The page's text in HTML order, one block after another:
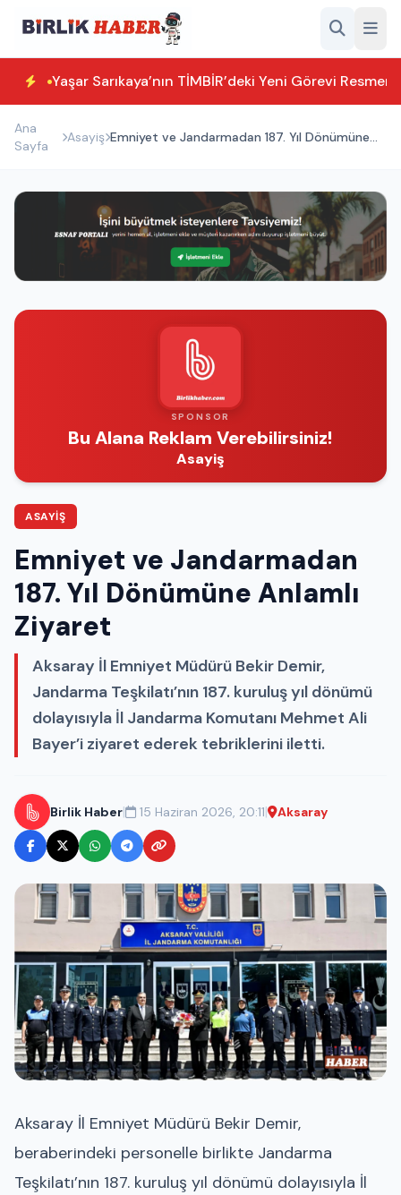
Yaşar Sarıkaya’nın TİMBİR’deki Yeni Görevi
Ana
Sayfa
Asayiş Emniyet ve Jandarmadan 187. Yıl Dönümüne
SPONSOR
Bu Alana Reklam Verebilirsiniz!
Asayiş
ASAYIŞ
Emniyet ve Jandarmadan
187. Yıl Dönümüne Anlamlı
Ziyaret
Aksaray İl Emniyet Müdürü Bekir Demir,
Jandarma Teşkilatı’nın 187. kuruluş yıl dönümü
dolayısıyla İl Jandarma Komutanı Mehmet Ali
Bayer’i ziyaret ederek tebriklerini iletti.
Birlik Haber| 15 Haziran 2026, 20:11| Aksaray
Aksaray İl Emniyet Müdürü Bekir Demir,
beraberindeki personelle birlikte Jandarma
Teşkilatı’nın 187. kuruluş yıl dönümü dolayısıyla İl